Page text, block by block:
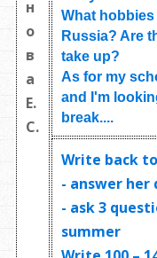
н
о
в
а
Е.
С.
What
Russia? Are
take up?
As for my
and I'm
break....
Write back
- answer her
- ask3
summer